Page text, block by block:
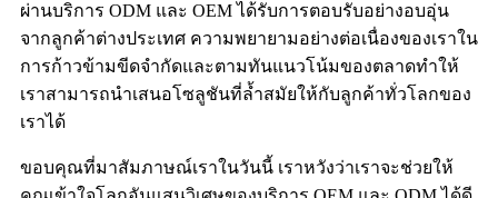
ผ่านบริการ ODM และ OEM ได้รับการตอบรับอย่างอบอุ่น
จากลูกค้าต่างประเทศ ความพยายามอย่างต่อเนื่องของเราใน
การก้าวข้ามขีดจำกัดและตามทันแนวโน้มของตลาดทำให้
เราสามารถนำเสนอโซลูชันที่ล้ำสมัยให้กับลูกค้าทั่วโลกของ
เราได้
ขอบคุณที่มาสัมภาษณ์เราในวันนี้ เราหวังว่าเราจะช่วยให้